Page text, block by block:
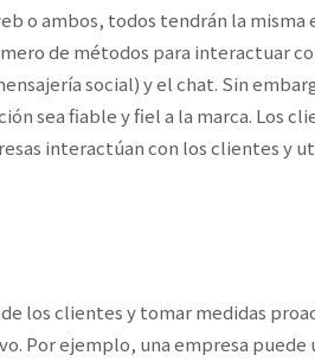
o ambos, todos tendrán la misma
de métodos para interactuar
social) y el chat. Sin
sea fiable y fiel a la marca. Los
interactúan con los clientes y
los clientes y tomar medidas
Por ejemplo, una empresa